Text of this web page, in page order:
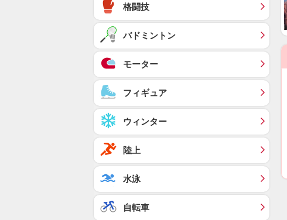
格闘技
バドミントン
モーター
フィギュア
ウィンター
陸上
水泳
自転車